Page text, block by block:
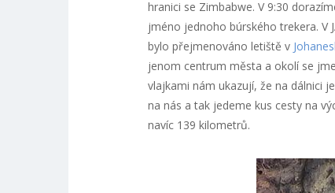
hranici se Zimbabwe. V 9:30
jméno jednoho búrského trekera. V
bylo přejmenováno letiště v
jenom centrum města a okolí se
vlajkami nám ukazují, že na dálnici
na nás a tak jedeme kus cesty na
navíc 139 kilometrů.